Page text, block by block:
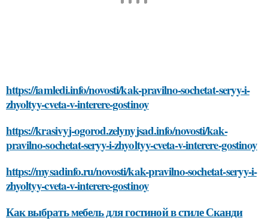
https://iamledi.info/novosti/kak-pravilno-sochetat-seryy-i-
zhyoltyy-cveta-v-interere-gostinoy
https://krasivyj-ogorod.zelynyjsad.info/novosti/kak-
pravilno-sochetat-seryy-i-zhyoltyy-cveta-v-interere-gostinoy
https://mysadinfo.ru/novosti/kak-pravilno-sochetat-seryy-i-
zhyoltyy-cveta-v-interere-gostinoy
Как выбрать мебель для гостиной в стиле Сканди